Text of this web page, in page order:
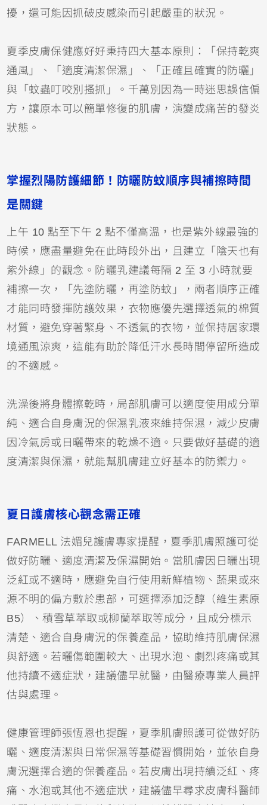
擾，還可能因抓破皮感染而引起嚴重的狀況。
夏季皮膚保健應好好秉持四大基本原則：「保持乾爽
通風」、「適度清潔保濕」、「正確且確實的防曬」
與「蚊蟲叮咬別搔抓」。千萬別因為一時迷思誤信偏
方，讓原本可以簡單修復的肌膚，演變成痛苦的發炎
狀態。
掌握烈陽防護細節！防曬防蚊順序與補擦時間
是關鍵
上午 10 點至下午 2 點不僅高溫，也是紫外線最強的
時候，應盡量避免在此時段外出，且建立「陰天也有
紫外線」的觀念。防曬乳建議每隔 2 至 3 小時就要
補擦一次，「先塗防曬，再塗防蚊」，兩者順序正確
才能同時發揮防護效果，衣物應優先選擇透氣的棉質
材質，避免穿著緊身、不透氣的衣物，並保持居家環
境通風涼爽，這能有助於降低汗水長時間停留所造成
的不適感。
洗澡後將身體擦乾時，局部肌膚可以適度使用成分單
純、適合自身膚況的保濕乳液來維持保濕，減少皮膚
因冷氣房或日曬帶來的乾燥不適。只要做好基礎的適
度清潔與保濕，就能幫肌膚建立好基本的防禦力。
夏日護膚核心觀念需正確
FARMELL 法媚兒護膚專家提醒，夏季肌膚照護可從
做好防曬、適度清潔及保濕開始。當肌膚因日曬出現
泛紅或不適時，應避免自行使用新鮮植物、蔬果或來
源不明的偏方敷於患部，可選擇添加泛醇（維生素原
B5）、積雪草萃取或柳蘭萃取等成分，且成分標示
清楚、適合自身膚況的保養產品，協助維持肌膚保濕
與舒適。若曬傷範圍較大、出現水泡、劇烈疼痛或其
他持續不適症狀，建議儘早就醫，由醫療專業人員評
估與處理。
健康管理師張恆恩也提醒，夏季肌膚照護可從做好防
曬、適度清潔與日常保濕等基礎習慣開始，並依自身
膚況選擇合適的保養產品。若皮膚出現持續泛紅、疼
痛、水泡或其他不適症狀，建議儘早尋求皮膚科醫師